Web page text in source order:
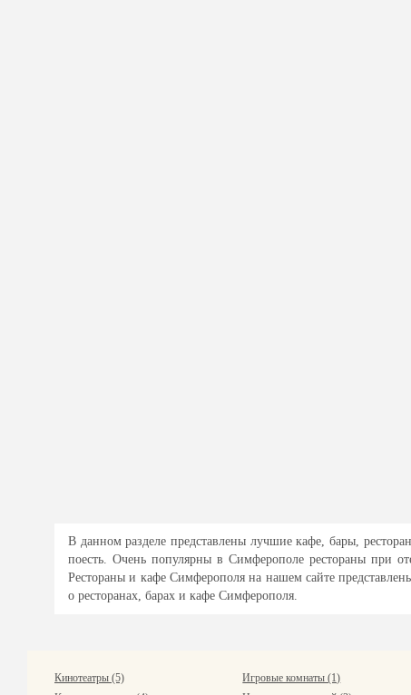
В данном разделе представлены лучшие кафе, бары,
поесть. Очень популярны в Симферополе рестораны при
Рестораны и кафе Симферополя на нашем сайте
о ресторанах, барах и кафе Симферополя.
Кинотеатры (5)
Игровые комнаты (1)